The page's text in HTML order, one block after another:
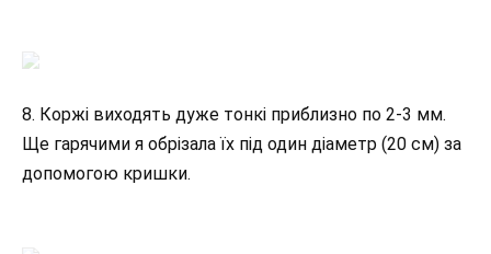
8. Коржі виходять дуже тонкі приблизно по 2-3 мм.
Ще гарячими я обрізала їх під один діаметр (20 см) за
допомогою кришки.